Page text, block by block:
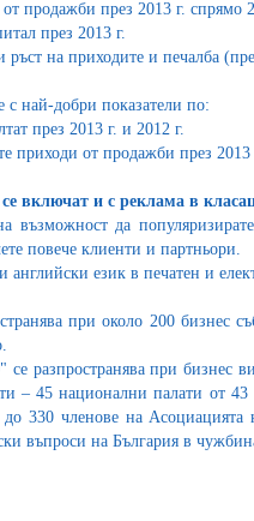
продажби през 2013 г. спрямо
през 2013 г.
ръст на приходите и печалба
най-добри показатели по:
през 2013 г. и 2012 г.
приходи от продажби през 2013
включат и с реклама в
възможност да
повече клиенти и партньори.
английски език в печатен и
при около 200
разпространява при бизнес
– 45 национални палати от
330 членове на Асоциацията
въпроси на България в